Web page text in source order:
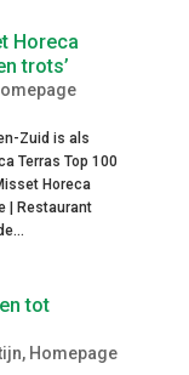
Horeca
trots’
Zuid is als
Terras Top 100
Horeca
| Restaurant
tot
, Homepage